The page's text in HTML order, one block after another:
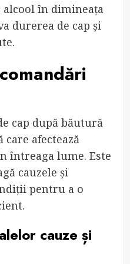
în dimineața
durerea de cap și
cap după băutură
afectează
întreaga lume. Este
cauzele și
pentru a o
cauze și